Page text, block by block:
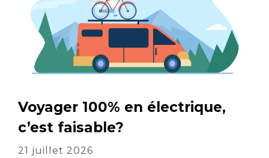
Voyager 100% en électrique,
c’est faisable?
21 juillet 2026